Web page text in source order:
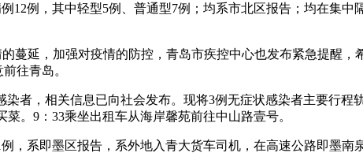
12例，其中轻型5例、普通型7例；均系市北区报告；均在集
蔓延，加强对疫情的防控，青岛市疾控中心也发布紧急提醒
往青岛。
染者，相关信息已向社会发布。现将3例无症状感染者主要行
。9：33乘坐出租车从海岸馨苑前往中山路壹号。
，系即墨区报告，系外地入青大货车司机，在高速公路即墨南